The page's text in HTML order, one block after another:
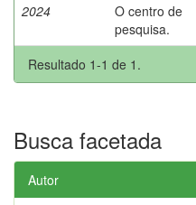
2024
O centro de
pesquisa.
Resultado 1-1 de 1.
Busca facetada
Autor